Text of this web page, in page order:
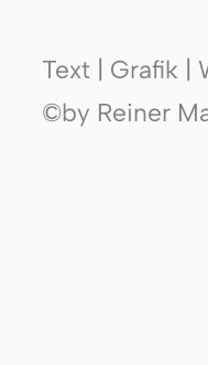
Text | Grafik |
©by Reiner